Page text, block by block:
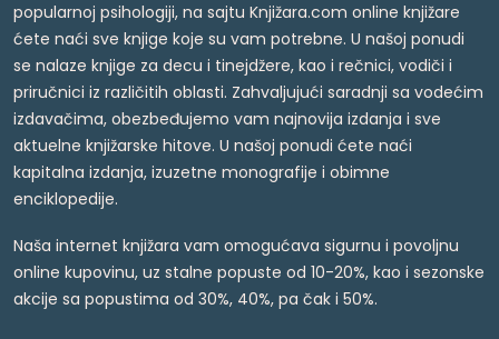
popularnoj psihologiji, na sajtu Knjižara.com online knjižare
ćete naći sve knjige koje su vam potrebne. U našoj ponudi
se nalaze knjige za decu i tinejdžere, kao i rečnici, vodiči i
priručnici iz različitih oblasti. Zahvaljujući saradnji sa vodećim
izdavačima, obezbeđujemo vam najnovija izdanja i sve
aktuelne knjižarske hitove. U našoj ponudi ćete naći
kapitalna izdanja, izuzetne monografije i obimne
enciklopedije.
Naša internet knjižara vam omogućava sigurnu i povoljnu
online kupovinu, uz stalne popuste od 10-20%, kao i sezonske
akcije sa popustima od 30%, 40%, pa čak i 50%.